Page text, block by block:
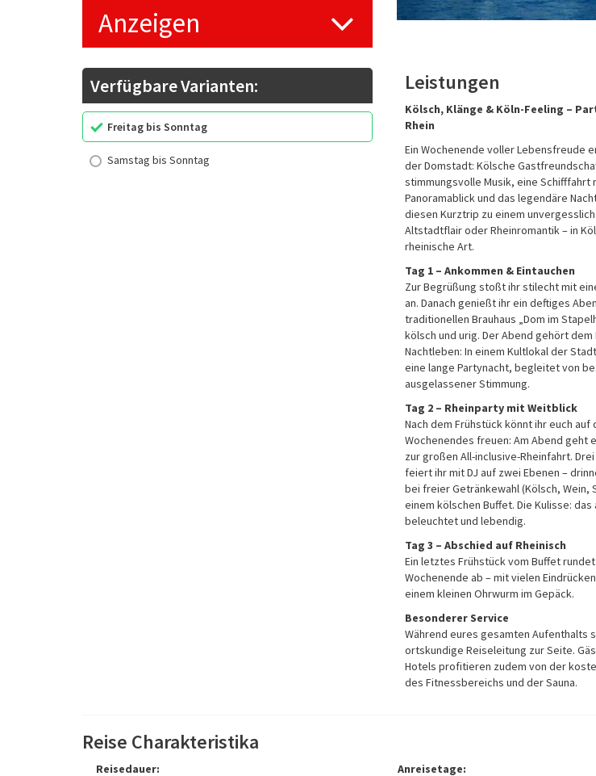
Anzeigen
Verfügbare Varianten:
Freitag bis Sonntag
Samstag bis Sonntag
Leistungen
Kölsch, Klänge & Köln-Feeling –
Rhein
Ein Wochenende voller Lebensfreude
der Domstadt: Kölsche
stimmungsvolle Musik, eine Schifffahrt
Panoramablick und das legendäre
diesen Kurztrip zu einem
Altstadtflair oder Rheinromantik – in
rheinische Art.
Tag 1 – Ankommen & Eintauchen
Zur Begrüßung stoßt ihr stilecht mit
an. Danach genießt ihr ein deftiges
traditionellen Brauhaus „Dom im
kölsch und urig. Der Abend gehört dem
Nachtleben: In einem Kultlokal der
eine lange Partynacht, begleitet von
ausgelassener Stimmung.
Tag 2 – Rheinparty mit Weitblick
Nach dem Frühstück könnt ihr euch auf
Wochenendes freuen: Am Abend geht
zur großen All-inclusive-Rheinfahrt.
feiert ihr mit DJ auf zwei Ebenen –
bei freier Getränkewahl (Kölsch, Wein,
einem kölschen Buffet. Die Kulisse: das
beleuchtet und lebendig.
Tag 3 – Abschied auf Rheinisch
Ein letztes Frühstück vom Buffet
Wochenende ab – mit vielen
einem kleinen Ohrwurm im Gepäck.
Besonderer Service
Während eures gesamten Aufenthalts
ortskundige Reiseleitung zur Seite.
Hotels profitieren zudem von der
des Fitnessbereichs und der Sauna.
Reise Charakteristika
Reisedauer:
Anreisetage: